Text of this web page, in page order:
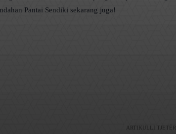
Pantai Sendiki sekarang juga!
ARTIKULLI TJETËR